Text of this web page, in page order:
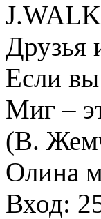
Друзья
Если
Миг –
(В.
Олина
Вход: